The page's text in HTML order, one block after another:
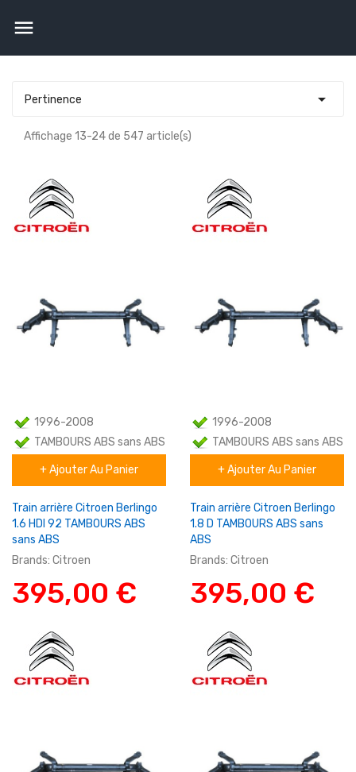

Pertinence 
Affichage 13-24 de 547 article(s)
1996-2008
TAMBOURS ABS sans ABS
Familial
+ Ajouter Au Panier
Train arrière Citroen Berlingo
1.6 HDI 92 TAMBOURS ABS
sans ABS
Brands: Citroen
395,00 €
1996-2008
TAMBOURS ABS sans ABS
Familial
+ Ajouter Au Panier
Train arrière Citroen Berlingo
1.8 D TAMBOURS ABS sans
ABS
Brands: Citroen
395,00 €